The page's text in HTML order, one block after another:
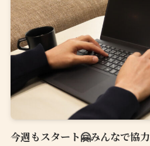
今週もスタート🤗みんなで協